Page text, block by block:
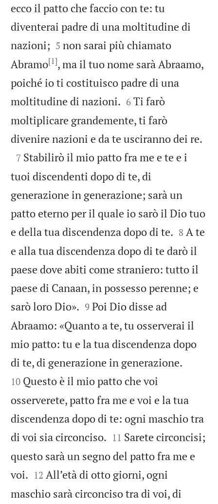
ecco il patto che faccio con te: tu
diventerai padre di una moltitudine di
nazioni; 

5 non sarai più chiamato
Abramo[1], ma il tuo nome sarà Abraamo,
poiché io ti costituisco padre di una
moltitudine di nazioni. 

6 Ti farò
moltiplicare grandemente, ti farò
divenire nazioni e da te usciranno dei re.

7 Stabilirò il mio patto fra me e te e i
tuoi discendenti dopo di te, di
generazione in generazione; sarà un
patto eterno per il quale io sarò il Dio tuo
e della tua discendenza dopo di te. 

8 A te
e alla tua discendenza dopo di te darò il
paese dove abiti come straniero: tutto il
paese di Canaan, in possesso perenne; e
sarò loro Dio». 

9 Poi Dio disse ad
Abraamo: «Quanto a te, tu osserverai il
mio patto: tu e la tua discendenza dopo
di te, di generazione in generazione.
10 Questo è il mio patto che voi
osserverete, patto fra me e voi e la tua
discendenza dopo di te: ogni maschio tra
di voi sia circonciso. 

11 Sarete circoncisi;
questo sarà un segno del patto fra me e
voi. 

12 All’età di otto giorni, ogni
maschio sarà circonciso tra di voi, di